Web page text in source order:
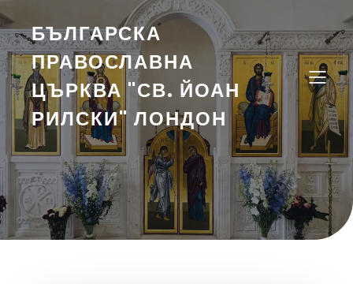
БЪЛГАРСКА
ПРАВОСЛАВНА
ЦЪРКВА "СВ. ЙОАН
РИЛСКИ" ЛОНДОН